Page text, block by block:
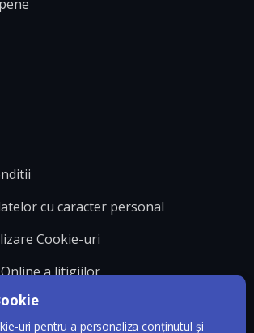
cu caracter personal
Cookie-uri
a litigiilor
uri pentru a personaliza conținutul și